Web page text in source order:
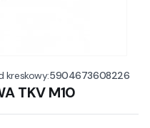
kreskowy:5904673608226
TKV M10